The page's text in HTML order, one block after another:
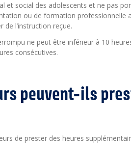
et social des adolescents et ne pas
ou de formation professionnelle
l’instruction reçue.
ne peut être inférieur à 10
consécutives.
peuvent-ils
de prester des heures